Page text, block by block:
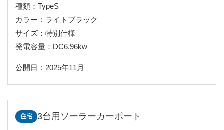
種類：TypeS
カラー：ライトブラック
サイズ：特別仕様
発電容量：DC6.96kw
公開日：2025年11月
3台用ソーラーカーポート
住宅